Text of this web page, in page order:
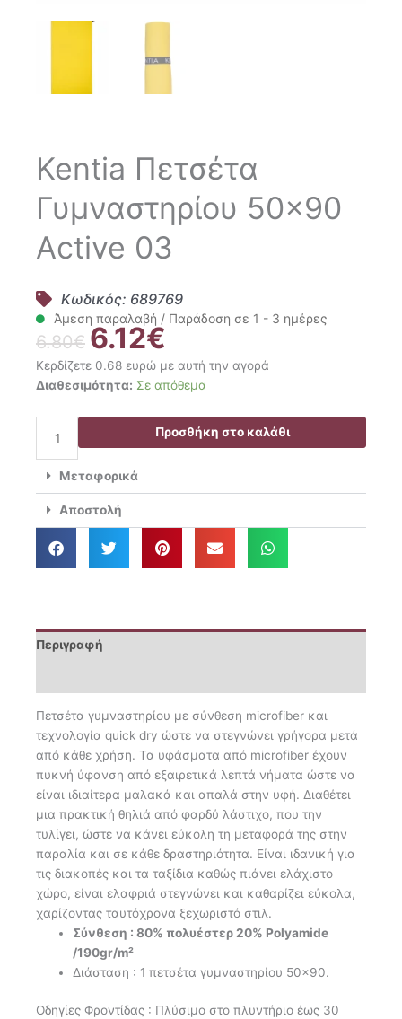
Kentia Πετσέτα
Γυμναστηρίου 50×90
Active 03
Κωδικός: 689769
Άμεση παραλαβή / Παράδοση σε 1 - 3 ημέρες
6.80€ Original
price
was:
6.80€.
6.12€
τρέχουσα
τιμή
είναι:
6.12€.
Κερδίζετε 0.68 ευρώ με αυτή την αγορά
Διαθεσιμότητα: Σε απόθεμα
Kentia
Γυμναστηρίου
50x90
Active
03
ποσότητα
Προσθήκη στο καλάθι
Μεταφορικά
Αποστολή
Περιγραφή
Πετσέτα γυμναστηρίου με σύνθεση microfiber και
τεχνολογία quick dry ώστε να στεγνώνει γρήγορα μετά
από κάθε χρήση. Τα υφάσματα από microfiber έχουν
πυκνή ύφανση από εξαιρετικά λεπτά νήματα ώστε να
είναι ιδιαίτερα μαλακά και απαλά στην υφή. Διαθέτει
μια πρακτική θηλιά από φαρδύ λάστιχο, που την
τυλίγει, ώστε να κάνει εύκολη τη μεταφορά της στην
παραλία και σε κάθε δραστηριότητα. Είναι ιδανική για
τις διακοπές και τα ταξίδια καθώς πιάνει ελάχιστο
χώρο, είναι ελαφριά στεγνώνει και καθαρίζει εύκολα,
χαρίζοντας ταυτόχρονα ξεχωριστό στιλ.
Σύνθεση : 80% πολυέστερ 20% Polyamide
/190gr/m²
Διάσταση : 1 πετσέτα γυμναστηρίου 50×90.
Οδηγίες Φροντίδας : Πλύσιμο στο πλυντήριο έως 30